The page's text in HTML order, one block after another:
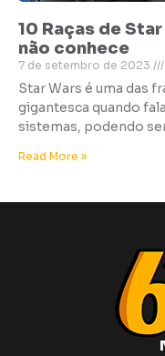
10 Raças de
não conhece
7 de setembro de 2023
Star Wars é uma das
gigantesca quando
sistemas, podendo
Read More »